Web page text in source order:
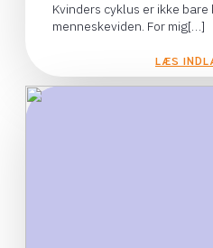
Kvinders cyklus er ikke
menneskeviden. For mig[…]
LÆS